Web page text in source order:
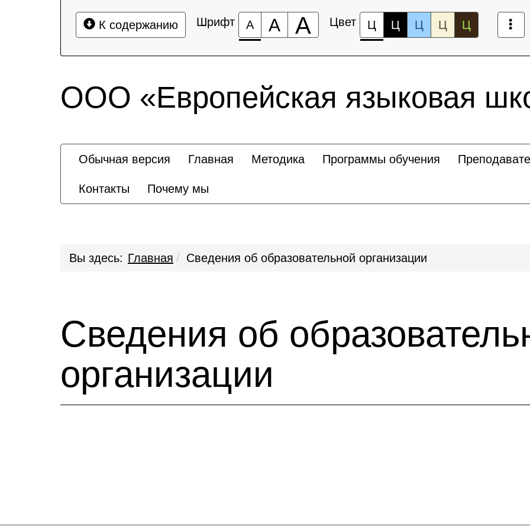
К содержанию Шрифт А А А Цвет Ц Ц Ц Ц Ц
ООО «Европейская языковая
Обычная версия Главная Методика Программы обучения
Контакты Почему мы
Вы здесь: Главная Сведения об образовательной организации
Сведения об
организации